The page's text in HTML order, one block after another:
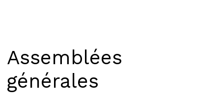
Assemblées
générales